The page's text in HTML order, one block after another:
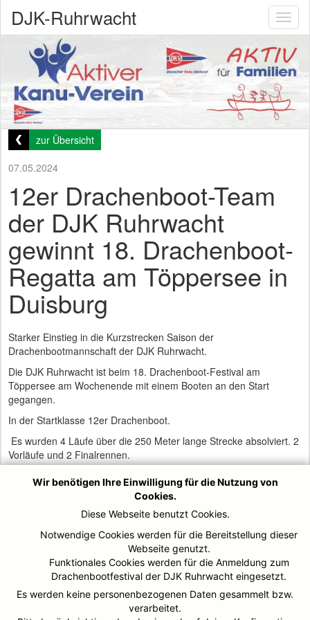
DJK-Ruhrwacht
zur Übersicht
07.05.2024
12er Drachenboot-Team
der DJK Ruhrwacht
gewinnt 18. Drachenboot-
Regatta am Töppersee in
Duisburg
Starker Einstieg in die Kurzstrecken Saison der
Drachenbootmannschaft der DJK Ruhrwacht.
Die DJK Ruhrwacht ist beim 18. Drachenboot-Festival am
Töppersee am Wochenende mit einem Booten an den Start
gegangen.
In der Startklasse 12er Drachenboot.
Es wurden 4 Läufe über die 250 Meter lange Strecke absolviert. 2
Vorläufe und 2 Finalrennen.
Beide Vorläufe konnte die DJK Ruhrwacht e. V. gewinnen. Die
Finalläufe konnten ebenfalls beide gewonnen werden.
Zum Abschluss der Regatta fand noch ein Staffelrennen statt. Es
vier 12er und besten vier 20er Teams der Regatta an. Die
Staffelpartner wurden aus den Kurstreckenrennen ermittelt. Platz 1
Kleinboot mit Platz 4 Großboot, Platz 2 Kleinboot mit Platz 3
Großboot, Platz 3 Kleinboot mit Platz 2 Großboot und Platz 4
Kleinboot mit Platz 1 Großboot.
So trat die Ruhrwacht zusammen mit dem Großboot der Hölle
Wir benötigen Ihre Einwilligung für die Nutzung von
Cookies.
Diese Webseite benutzt Cookies.
Notwendige Cookies werden für die Bereitstellung dieser
Webseite genutzt.
Funktionales Cookies werden für die Anmeldung zum
Drachenbootfestival der DJK Ruhrwacht eingesetzt.
Es werden keine personenbezogenen Daten gesammelt bzw.
verarbeitet.